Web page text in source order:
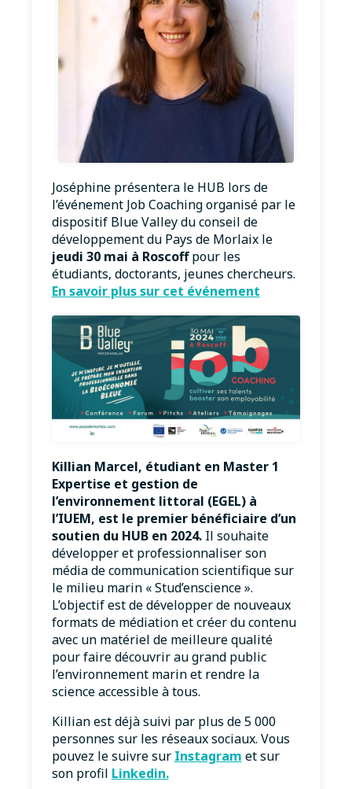
Joséphine présentera le HUB lors de
l’événement Job Coaching organisé par le
dispositif Blue Valley du conseil de
développement du Pays de Morlaix le
jeudi 30 mai à Roscoffpour les
étudiants, doctorants, jeunes chercheurs.
En savoir plus sur cet événement
Killian Marcel, étudiant en Master 1
Expertise et gestion de
l’environnement littoral (EGEL) à
l’IUEM, est le premier bénéficiaire d’un
soutien du HUB en 2024.Il souhaite
développer et professionnaliser son
média de communication scientifique sur
le milieu marin « Stud’enscience ».
L’objectif est de développer de nouveaux
formats de médiation et créer du contenu
avec un matériel de meilleure qualité
pour faire découvrir au grand public
l’environnement marin et rendre la
science accessible à tous.
Killian est déjà suivi par plus de 5 000
personnes sur les réseaux sociaux. Vous
pouvez le suivre sur Instagram et sur
son profil Linkedin.